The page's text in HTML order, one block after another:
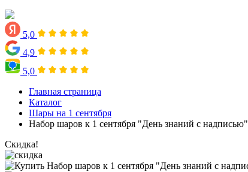
5,0
4,9
5,0
Главная страница
Каталог
Шары на 1 сентября
Набор шаров к 1 сентября "День знаний с надписью"
Скидка!